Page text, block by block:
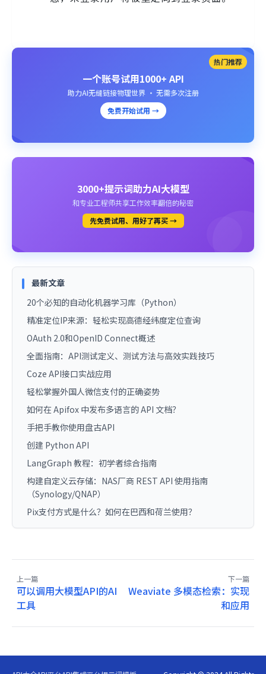
热门推荐
一个账号试用1000+ API
助力AI无缝链接物理世界 · 无需多次注册
免费开始试用 →
3000+提示词助力AI大模型
和专业工程师共享工作效率翻倍的秘密
先免费试用、用好了再买 →
最新文章
20个必知的自动化机器学习库（Python）
精准定位IP来源：轻松实现高德经纬度定位查询
OAuth 2.0和OpenID Connect概述
全面指南：API测试定义、测试方法与高效实践技巧
Coze API接口实战应用
轻松掌握外国人微信支付的正确姿势
如何在 Apifox 中发布多语言的 API 文档？
手把手教你使用盘古API
创建 Python API
LangGraph 教程：初学者综合指南
构建自定义云存储：NAS厂商 REST API 使用指南
（Synology/QNAP）
Pix支付方式是什么？如何在巴西和荷兰使用？
上一篇
可以调用大模型API的AI
工具
下一篇
Weaviate 多模态检索：实现
和应用